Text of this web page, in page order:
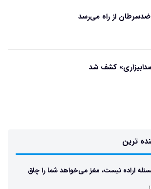
از راه می‌رسد
کشف شد
ترین
اراده نیست، مغز می‌خواهد شما را چاق